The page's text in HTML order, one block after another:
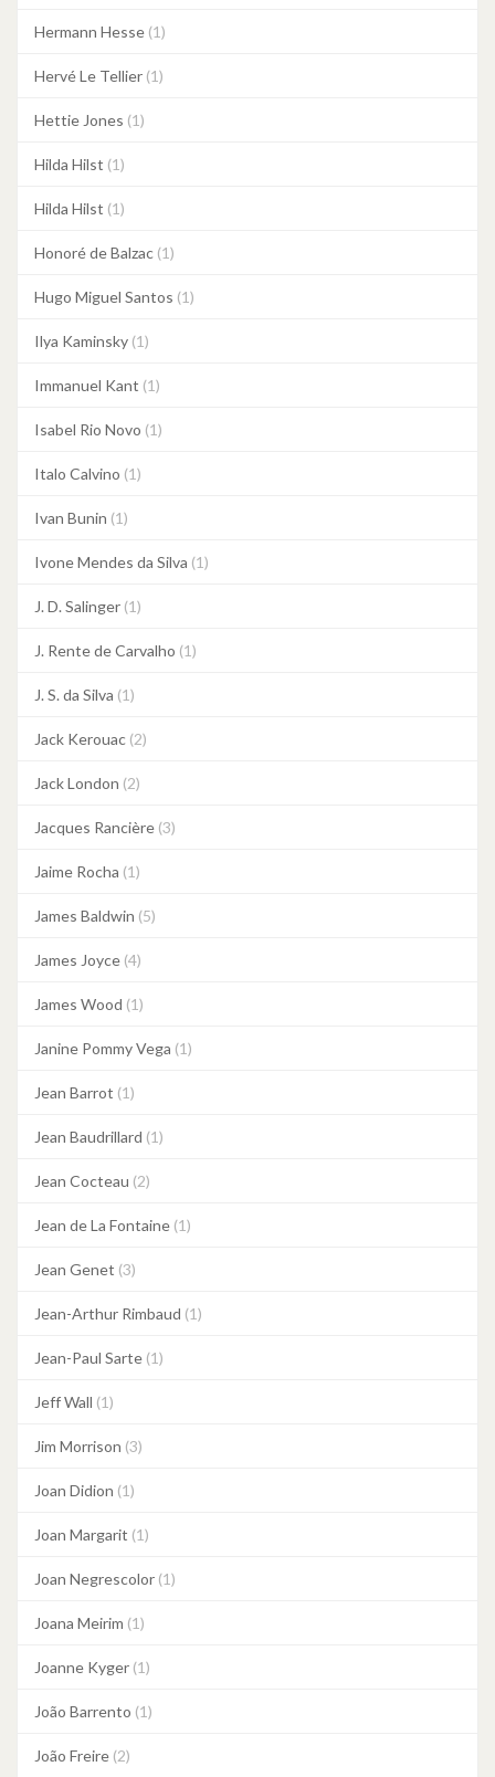
Hermann Hesse (1)
Hervé Le Tellier (1)
Hettie Jones (1)
Hilda Hilst (1)
Hilda Hilst (1)
Honoré de Balzac (1)
Hugo Miguel Santos (1)
Ilya Kaminsky (1)
Immanuel Kant (1)
Isabel Rio Novo (1)
Italo Calvino (1)
Ivan Bunin (1)
Ivone Mendes da Silva (1)
J. D. Salinger (1)
J. Rente de Carvalho (1)
J. S. da Silva (1)
Jack Kerouac (2)
Jack London (2)
Jacques Rancière (3)
Jaime Rocha (1)
James Baldwin (5)
James Joyce (4)
James Wood (1)
Janine Pommy Vega (1)
Jean Barrot (1)
Jean Baudrillard (1)
Jean Cocteau (2)
Jean de La Fontaine (1)
Jean Genet (3)
Jean-Arthur Rimbaud (1)
Jean-Paul Sarte (1)
Jeff Wall (1)
Jim Morrison (3)
Joan Didion (1)
Joan Margarit (1)
Joan Negrescolor (1)
Joana Meirim (1)
Joanne Kyger (1)
João Barrento (1)
João Freire (2)